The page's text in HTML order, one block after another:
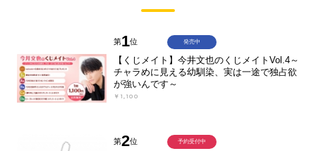
第1位
【くじメイト】今井文也のくじメイトVol.4～
チャラめに見える幼馴染、実は一途で独占欲
が強いんです～
￥1,100
発売中
第2位 予約受付中